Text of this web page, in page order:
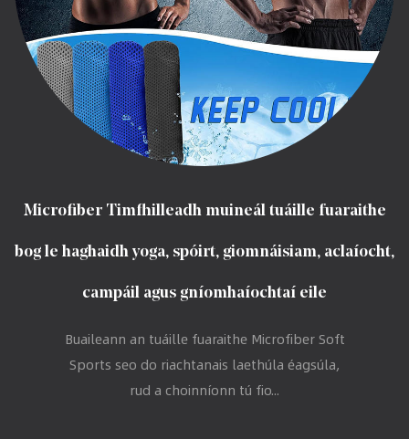
Microfiber Timfhilleadh muineál tuáille fuaraithe
bog le haghaidh yoga, spóirt, giomnáisiam, aclaíocht,
campáil agus gníomhaíochtaí eile
Buaileann an tuáille fuaraithe Microfiber Soft
Sports seo do riachtanais laethúla éagsúla,
rud a choinníonn tú fio...